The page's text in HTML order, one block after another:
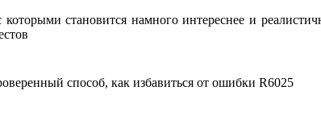
становится намного интереснее и
способ, как избавиться от ошибки R6025